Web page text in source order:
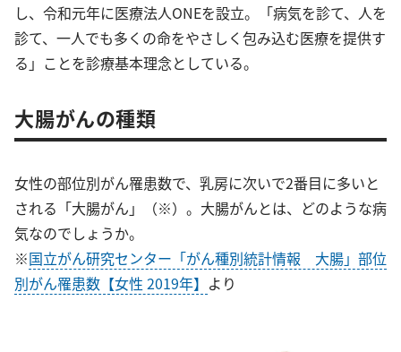
し、令和元年に医療法人ONEを設立。「病気を診て、人を
診て、一人でも多くの命をやさしく包み込む医療を提供す
る」ことを診療基本理念としている。
大腸がんの種類
女性の部位別がん罹患数で、乳房に次いで2番目に多いと
される「大腸がん」（※）。大腸がんとは、どのような病
気なのでしょうか。
※国立がん研究センター「がん種別統計情報 大腸」部位
別がん罹患数【女性 2019年】 より